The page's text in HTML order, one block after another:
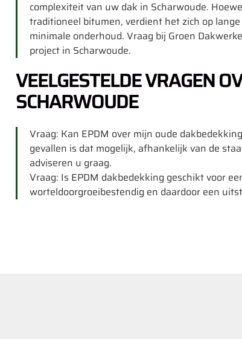
complexiteit van uw dak in Scharwoude.
traditioneel bitumen, verdient het zich op
minimale onderhoud. Vraag bij Groen
project in Scharwoude.
VEELGESTELDE VRAGEN
SCHARWOUDE
Vraag: Kan EPDM over mijn oude
gevallen is dat mogelijk, afhankelijk van de
adviseren u graag.
Vraag: Is EPDM dakbedekking geschikt voor
worteldoorgroeibestendig en daardoor een